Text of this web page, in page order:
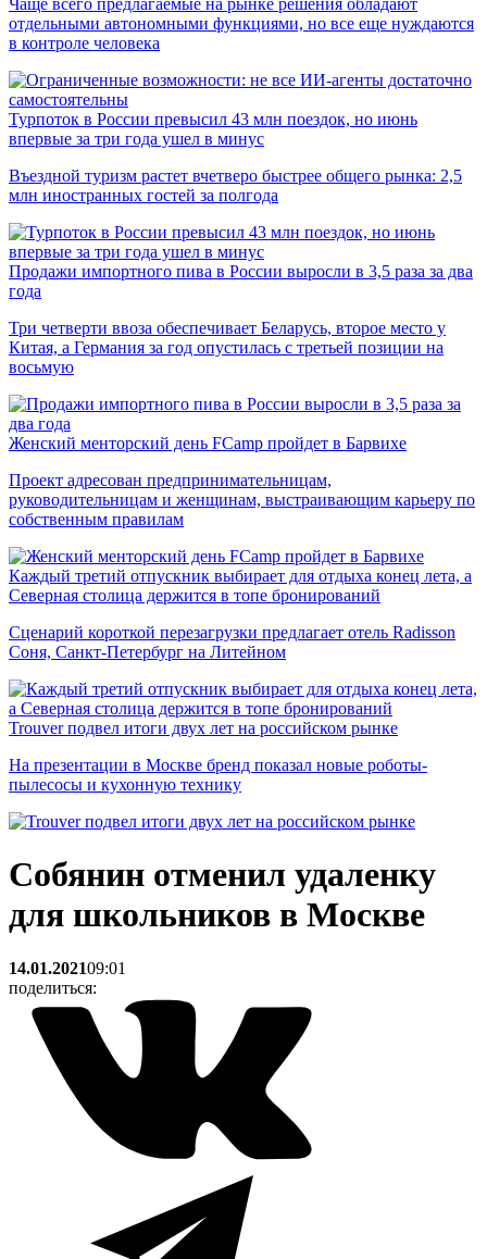
Чаще всего предлагаемые на рынке решения обладают
отдельными автономными функциями, но все еще нуждаются
в контроле человека
Турпоток в России превысил 43 млн поездок, но июнь
впервые за три года ушел в минус
Въездной туризм растет вчетверо быстрее общего рынка: 2,5
млн иностранных гостей за полгода
Продажи импортного пива в России выросли в 3,5 раза за два
года
Три четверти ввоза обеспечивает Беларусь, второе место у
Китая, а Германия за год опустилась с третьей позиции на
восьмую
Женский менторский день FCamp пройдет в Барвихе
Проект адресован предпринимательницам,
руководительницам и женщинам, выстраивающим карьеру по
собственным правилам
Каждый третий отпускник выбирает для отдыха конец лета, а
Северная столица держится в топе бронирований
Сценарий короткой перезагрузки предлагает отель Radisson
Соня, Санкт-Петербург на Литейном
Trouver подвел итоги двух лет на российском рынке
На презентации в Москве бренд показал новые роботы-
пылесосы и кухонную технику
Собянин отменил удаленку
для школьников в Москве
14.01.202109:01
поделиться: